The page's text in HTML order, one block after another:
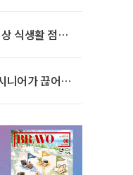
식생활 점수
어가 끊어야